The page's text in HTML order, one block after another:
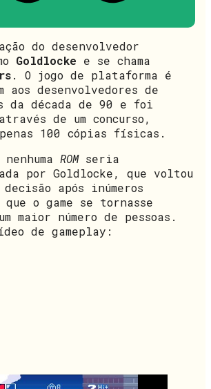
do desenvolvedor
Goldlocke e se chama
. O jogo de plataforma é
aos desenvolvedores de
da década de 90 e foi
de um concurso,
100 cópias físicas.
ROMseria
por Goldlocke, que voltou
após inúmeros
o game se tornasse
maior número de pessoas.
de gameplay: